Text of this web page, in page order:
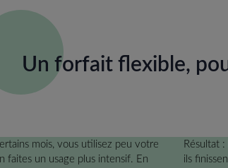
Un forfait flexible,
mois, vous utilisez peu votre
faites un usage plus intensif. En
Résultat
ils